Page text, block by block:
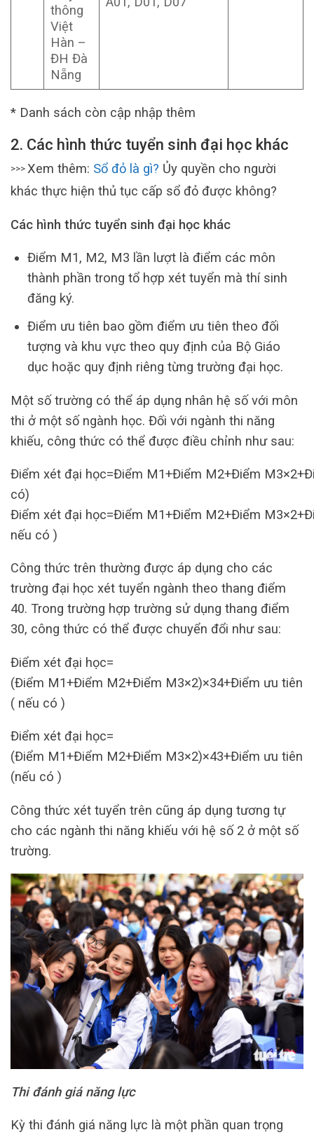
thông
Việt
Hàn –
ĐH Đà
Nẵng
* Danh sách còn cập nhập thêm
2. Các hình thức tuyển sinh đại học khác
>>> Xem thêm: Sổ đỏ là gì? Ủy quyền cho người
khác thực hiện thủ tục cấp sổ đỏ được không?
Các hình thức tuyển sinh đại học khác
Điểm M1, M2, M3 lần lượt là điểm các môn
thành phần trong tổ hợp xét tuyển mà thí sinh
đăng ký.
Điểm ưu tiên bao gồm điểm ưu tiên theo đối
tượng và khu vực theo quy định của Bộ Giáo
dục hoặc quy định riêng từng trường đại học.
Một số trường có thể áp dụng nhân hệ số với môn
thi ở một số ngành học. Đối với ngành thi năng
khiếu, công thức có thể được điều chỉnh như sau:
Điểm xét đại học=Điểm M1+Điểm M2+Điểm
có)
Điểm xét đại học=Điểm M1+Điểm M2+Điểm
nếu có )
Công thức trên thường được áp dụng cho các
trường đại học xét tuyển ngành theo thang điểm
40. Trong trường hợp trường sử dụng thang điểm
30, công thức có thể được chuyển đổi như sau:
Điểm xét đại học=
(Điểm M1+Điểm M2+Điểm M3×2)×34+Điểm ưu tiên
( nếu có )
Điểm xét đại học=
(Điểm M1+Điểm M2+Điểm M3×2)×43​+Điểm ưu tiên
(nếu có )
Công thức xét tuyển trên cũng áp dụng tương tự
cho các ngành thi năng khiếu với hệ số 2 ở một số
trường.
Thi đánh giá năng lực
Kỳ thi đánh giá năng lực là một phần quan trọng